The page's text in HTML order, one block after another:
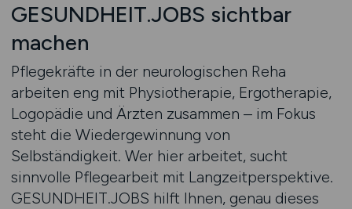
GESUNDHEIT.JOBS sichtbar
machen
Pflegekräfte in der neurologischen Reha
arbeiten eng mit Physiotherapie, Ergotherapie,
Logopädie und Ärzten zusammen – im Fokus
steht die Wiedergewinnung von
Selbständigkeit. Wer hier arbeitet, sucht
sinnvolle Pflegearbeit mit Langzeitperspektive.
GESUNDHEIT.JOBS hilft Ihnen, genau dieses